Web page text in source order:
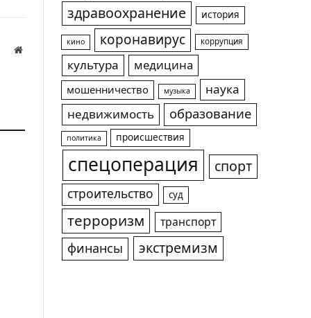
Website
здравоохранение история
кино коронавирус коррупция
культура медицина
мошенничество музыка
наука
недвижимость
образование
политика происшествия
спецоперация спорт
строительство суд
терроризм транспорт
финансы экстремизм